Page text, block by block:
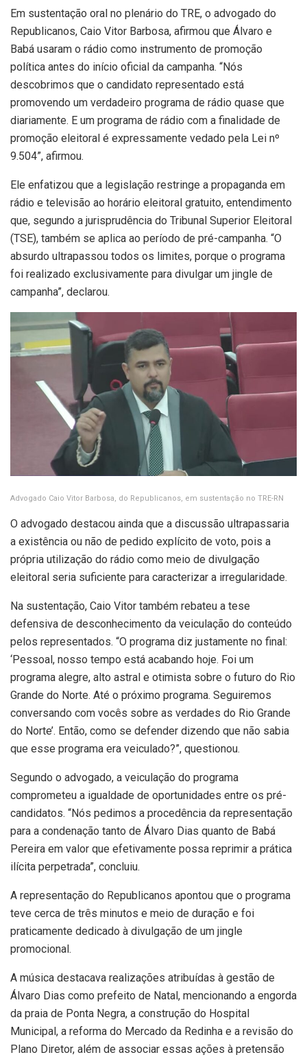
Em sustentação oral no plenário do TRE, o advogado do
Republicanos, Caio Vitor Barbosa, afirmou que Álvaro e
Babá usaram o rádio como instrumento de promoção
política antes do início oficial da campanha. “Nós
descobrimos que o candidato representado está
promovendo um verdadeiro programa de rádio quase que
diariamente. E um programa de rádio com a finalidade de
promoção eleitoral é expressamente vedado pela Lei nº
9.504”, afirmou.
Ele enfatizou que a legislação restringe a propaganda em
rádio e televisão ao horário eleitoral gratuito, entendimento
que, segundo a jurisprudência do Tribunal Superior Eleitoral
(TSE), também se aplica ao período de pré-campanha. “O
absurdo ultrapassou todos os limites, porque o programa
foi realizado exclusivamente para divulgar um jingle de
campanha”, declarou.
Advogado Caio Vitor Barbosa, do Republicanos, em sustentação no TRE-RN
O advogado destacou ainda que a discussão ultrapassaria
a existência ou não de pedido explícito de voto, pois a
própria utilização do rádio como meio de divulgação
eleitoral seria suficiente para caracterizar a irregularidade.
Na sustentação, Caio Vitor também rebateu a tese
defensiva de desconhecimento da veiculação do conteúdo
pelos representados. “O programa diz justamente no final:
‘Pessoal, nosso tempo está acabando hoje. Foi um
programa alegre, alto astral e otimista sobre o futuro do Rio
Grande do Norte. Até o próximo programa. Seguiremos
conversando com vocês sobre as verdades do Rio Grande
do Norte’. Então, como se defender dizendo que não sabia
que esse programa era veiculado?”, questionou.
Segundo o advogado, a veiculação do programa
comprometeu a igualdade de oportunidades entre os pré-
candidatos. “Nós pedimos a procedência da representação
para a condenação tanto de Álvaro Dias quanto de Babá
Pereira em valor que efetivamente possa reprimir a prática
ilícita perpetrada”, concluiu.
A representação do Republicanos apontou que o programa
teve cerca de três minutos e meio de duração e foi
praticamente dedicado à divulgação de um jingle
promocional.
A música destacava realizações atribuídas à gestão de
Álvaro Dias como prefeito de Natal, mencionando a engorda
da praia de Ponta Negra, a construção do Hospital
Municipal, a reforma do Mercado da Redinha e a revisão do
Plano Diretor, além de associar essas ações à pretensão